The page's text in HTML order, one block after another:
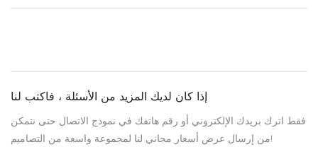
إذا كان لديك المزيد من الأسئلة ، فاكتب لنا
فقط اترك بريدك الإلكتروني أو رقم هاتفك في نموذج الاتصال حتى نتمكن
من إرسال عرض أسعار مجاني لنا لمجموعة واسعة من التصاميم!